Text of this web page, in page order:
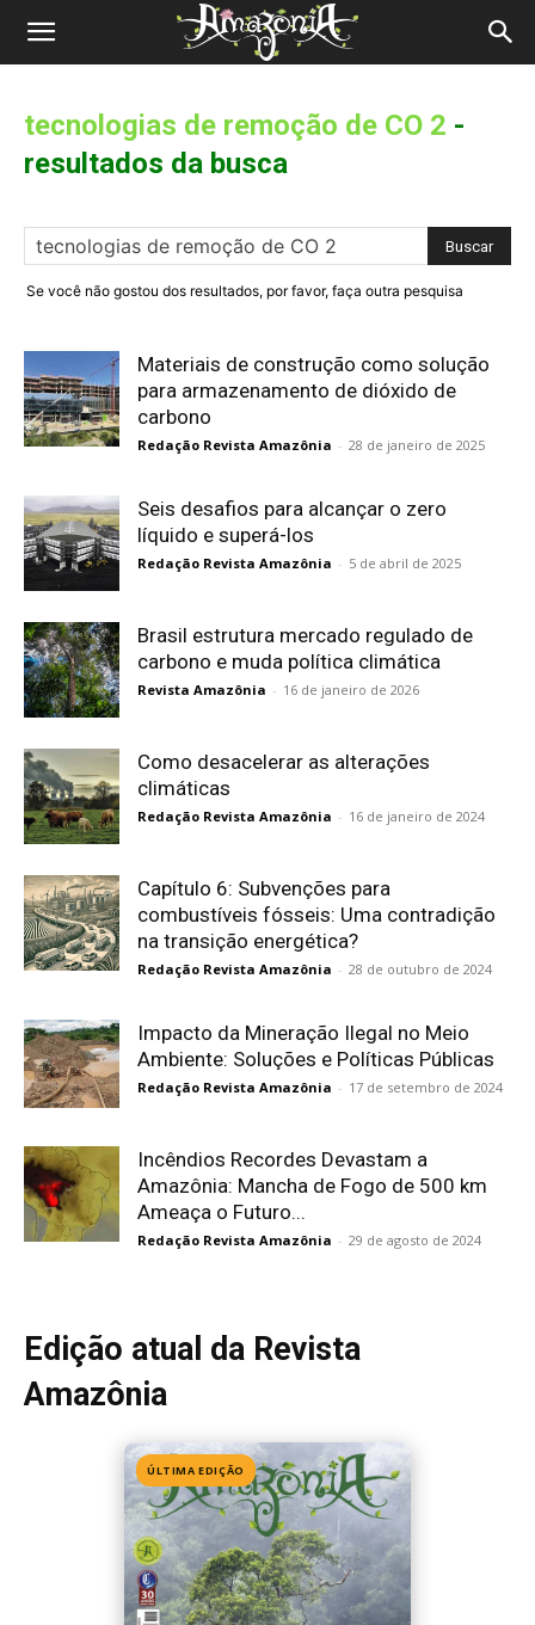
Revista
tecnologias de remoção de CO 2 -
resultados da busca
Se você não gostou dos resultados, por favor, faça outra pesquisa
Materiais de construção como solução
para armazenamento de dióxido de
carbono
Redação Revista Amazônia - 28 de janeiro de 2025
Seis desafios para alcançar o zero
líquido e superá-los
Redação Revista Amazônia - 5 de abril de 2025
Brasil estrutura mercado regulado de
carbono e muda política climática
Revista Amazônia - 16 de janeiro de 2026
Como desacelerar as alterações
climáticas
Redação Revista Amazônia - 16 de janeiro de 2024
Capítulo 6: Subvenções para
combustíveis fósseis: Uma contradição
na transição energética?
Redação Revista Amazônia - 28 de outubro de 2024
Impacto da Mineração Ilegal no Meio
Ambiente: Soluções e Políticas Públicas
Redação Revista Amazônia - 17 de setembro de 2024
Incêndios Recordes Devastam a
Amazônia: Mancha de Fogo de 500 km
Ameaça o Futuro...
Redação Revista Amazônia - 29 de agosto de 2024
Edição atual da Revista
Amazônia
ÚLTIMA EDIÇÃO